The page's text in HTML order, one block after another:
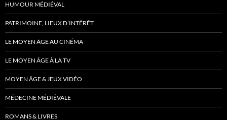
HUMOUR MÉDIÉVAL
PATRIMOINE, LIEUX D’INTÉRÊT
LE MOYEN ÂGE AU CINÉMA
LE MOYEN ÂGE À LA TV
MOYEN ÂGE & JEUX VIDÉO
MÉDECINE MÉDIÉVALE
ROMANS & LIVRES